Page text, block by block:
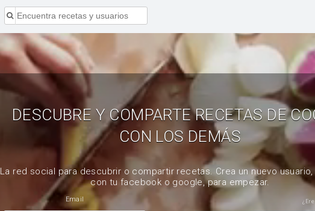
DESCUBRE Y COMPARTE RECETAS DE
CON LOS DEMÁS
La red social para descubrir o compartir recetas. Crea un nuevo
con tu facebook o google, para empezar.
Email